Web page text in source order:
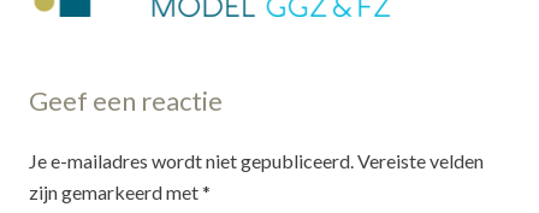
Geef een reactie
Je e-mailadres wordt niet gepubliceerd. Vereiste velden
zijn gemarkeerd met*